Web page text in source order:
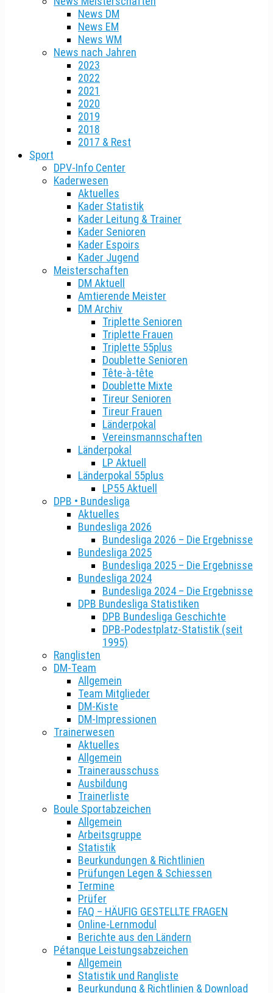
News DM
News EM
News WM
News nach Jahren
2023
2022
2021
2020
2019
2018
2017 & Rest
Sport
DPV-Info Center
Kaderwesen
Aktuelles
Kader Statistik
Kader Leitung & Trainer
Kader Senioren
Kader Espoirs
Kader Jugend
Meisterschaften
DM Aktuell
Amtierende Meister
DM Archiv
Triplette Senioren
Triplette Frauen
Triplette 55plus
Doublette Senioren
Tête-à-tête
Doublette Mixte
Tireur Senioren
Tireur Frauen
Länderpokal
Vereinsmannschaften
Länderpokal
LP Aktuell
Länderpokal 55plus
LP55 Aktuell
DPB • Bundesliga
Aktuelles
Bundesliga 2026
Bundesliga 2026 – Die Ergebnisse
Bundesliga 2025
Bundesliga 2025 – Die Ergebnisse
Bundesliga 2024
Bundesliga 2024 – Die Ergebnisse
DPB Bundesliga Statistiken
DPB Bundesliga Geschichte
DPB-Podestplatz-Statistik (seit
1995)
Ranglisten
DM-Team
Allgemein
Team Mitglieder
DM-Kiste
DM-Impressionen
Trainerwesen
Aktuelles
Allgemein
Trainerausschuss
Ausbildung
Trainerliste
Boule Sportabzeichen
Allgemein
Arbeitsgruppe
Statistik
Beurkundungen & Richtlinien
Prüfungen Legen & Schiessen
Termine
Prüfer
FAQ – HÄUFIG GESTELLTE FRAGEN
Online-Lernmodul
Berichte aus den Ländern
Pétanque Leistungsabzeichen
Allgemein
Statistik und Rangliste
Beurkundung & Richtlinien & Download